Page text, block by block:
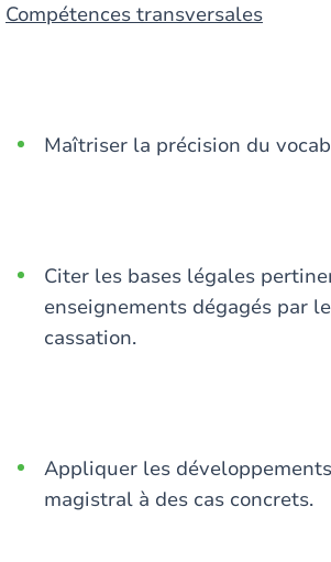
Compétences transversales
Maîtriser la précision du
Citer les bases légales
enseignements dégagés par
cassation.
Appliquer les
magistral à des cas concrets.